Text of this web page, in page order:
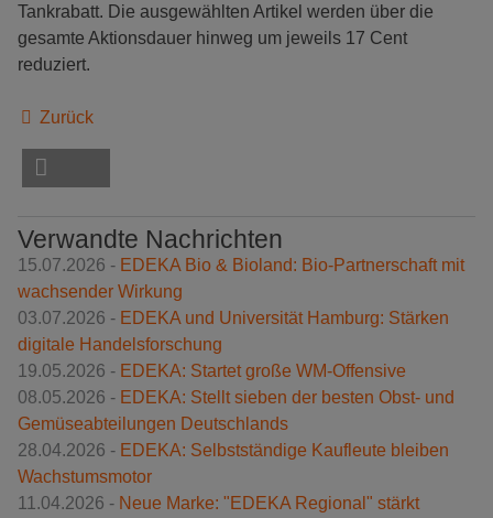
Tankrabatt. Die ausgewählten Artikel werden über die
gesamte Aktionsdauer hinweg um jeweils 17 Cent
reduziert.
Zurück
Verwandte Nachrichten
15.07.2026 - EDEKA Bio & Bioland: Bio-Partnerschaft mit
wachsender Wirkung
03.07.2026 - EDEKA und Universität Hamburg: Stärken
digitale Handelsforschung
19.05.2026 - EDEKA: Startet große WM-Offensive
08.05.2026 - EDEKA: Stellt sieben der besten Obst- und
Gemüseabteilungen Deutschlands
28.04.2026 - EDEKA: Selbstständige Kaufleute bleiben
Wachstumsmotor
11.04.2026 - Neue Marke: "EDEKA Regional" stärkt